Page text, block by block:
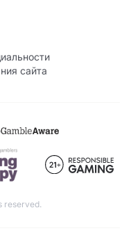
сайта
reserved.